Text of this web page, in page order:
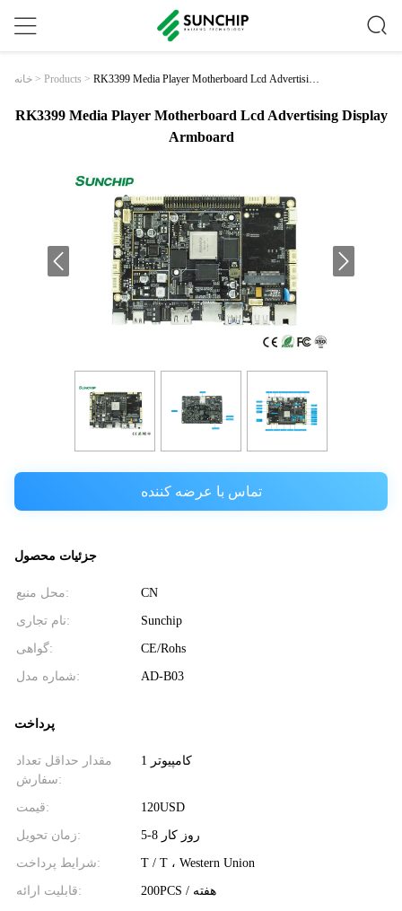
خانه > Products > RK3399 Media Player Motherboard Lcd Advertising
RK3399 Media Player Motherboard Lcd Advertising Display
Armboard
تماس با عرضه کننده
جزئیات محصول
محل منبع: CN
نام تجاری: Sunchip
گواهی: CE/Rohs
شماره مدل: AD-B03
پرداخت
مقدار حداقل تعداد
سفارش:
1 کامپیوتر
قیمت: 120USD
زمان تحویل: 5-8 روز کار
شرایط پرداخت: T / T ، Western Union
قابلیت ارائه: 200PCS / هفته